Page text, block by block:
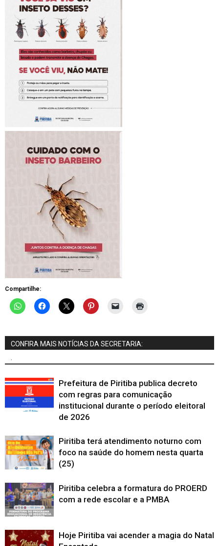
Compartilhe:
CONFIRA MAIS NOTÍCIAS DA SECRETARIA:
Prefeitura de Piritiba publica decreto
com regras para comunicação
institucional durante o período eleitoral
de 2026
Piritiba terá atendimento noturno com
foco na saúde do homem nesta quarta
(25)
Piritiba celebra a formatura do PROERD
com a rede escolar e a PMBA
Hoje Piritiba vai acender a magia do Natal